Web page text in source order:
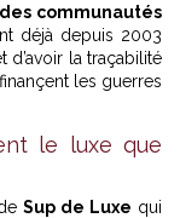
communautés
déjà depuis 2003
d’avoir la traçabilité
les guerres
le luxe que
Sup de Luxe qui